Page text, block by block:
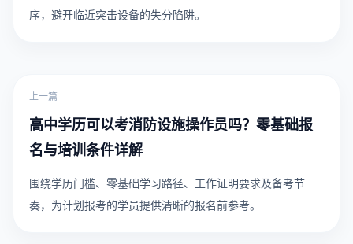
序，避开临近突击设备的失分陷阱。
上一篇
高中学历可以考消防设施操作员吗？零基础报
名与培训条件详解
围绕学历门槛、零基础学习路径、工作证明要求及备考节
奏，为计划报考的学员提供清晰的报名前参考。